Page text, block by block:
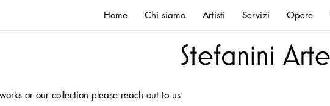
Home Chi siamo Artisti Servizi Opere
or our collection please reach out to us.